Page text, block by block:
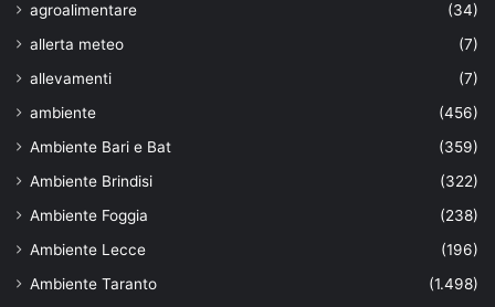
agroalimentare
(34)
allerta meteo
(7)
allevamenti
(7)
ambiente
(456)
Ambiente Bari e Bat
(359)
Ambiente Brindisi
(322)
Ambiente Foggia
(238)
Ambiente Lecce
(196)
Ambiente Taranto
(1.498)